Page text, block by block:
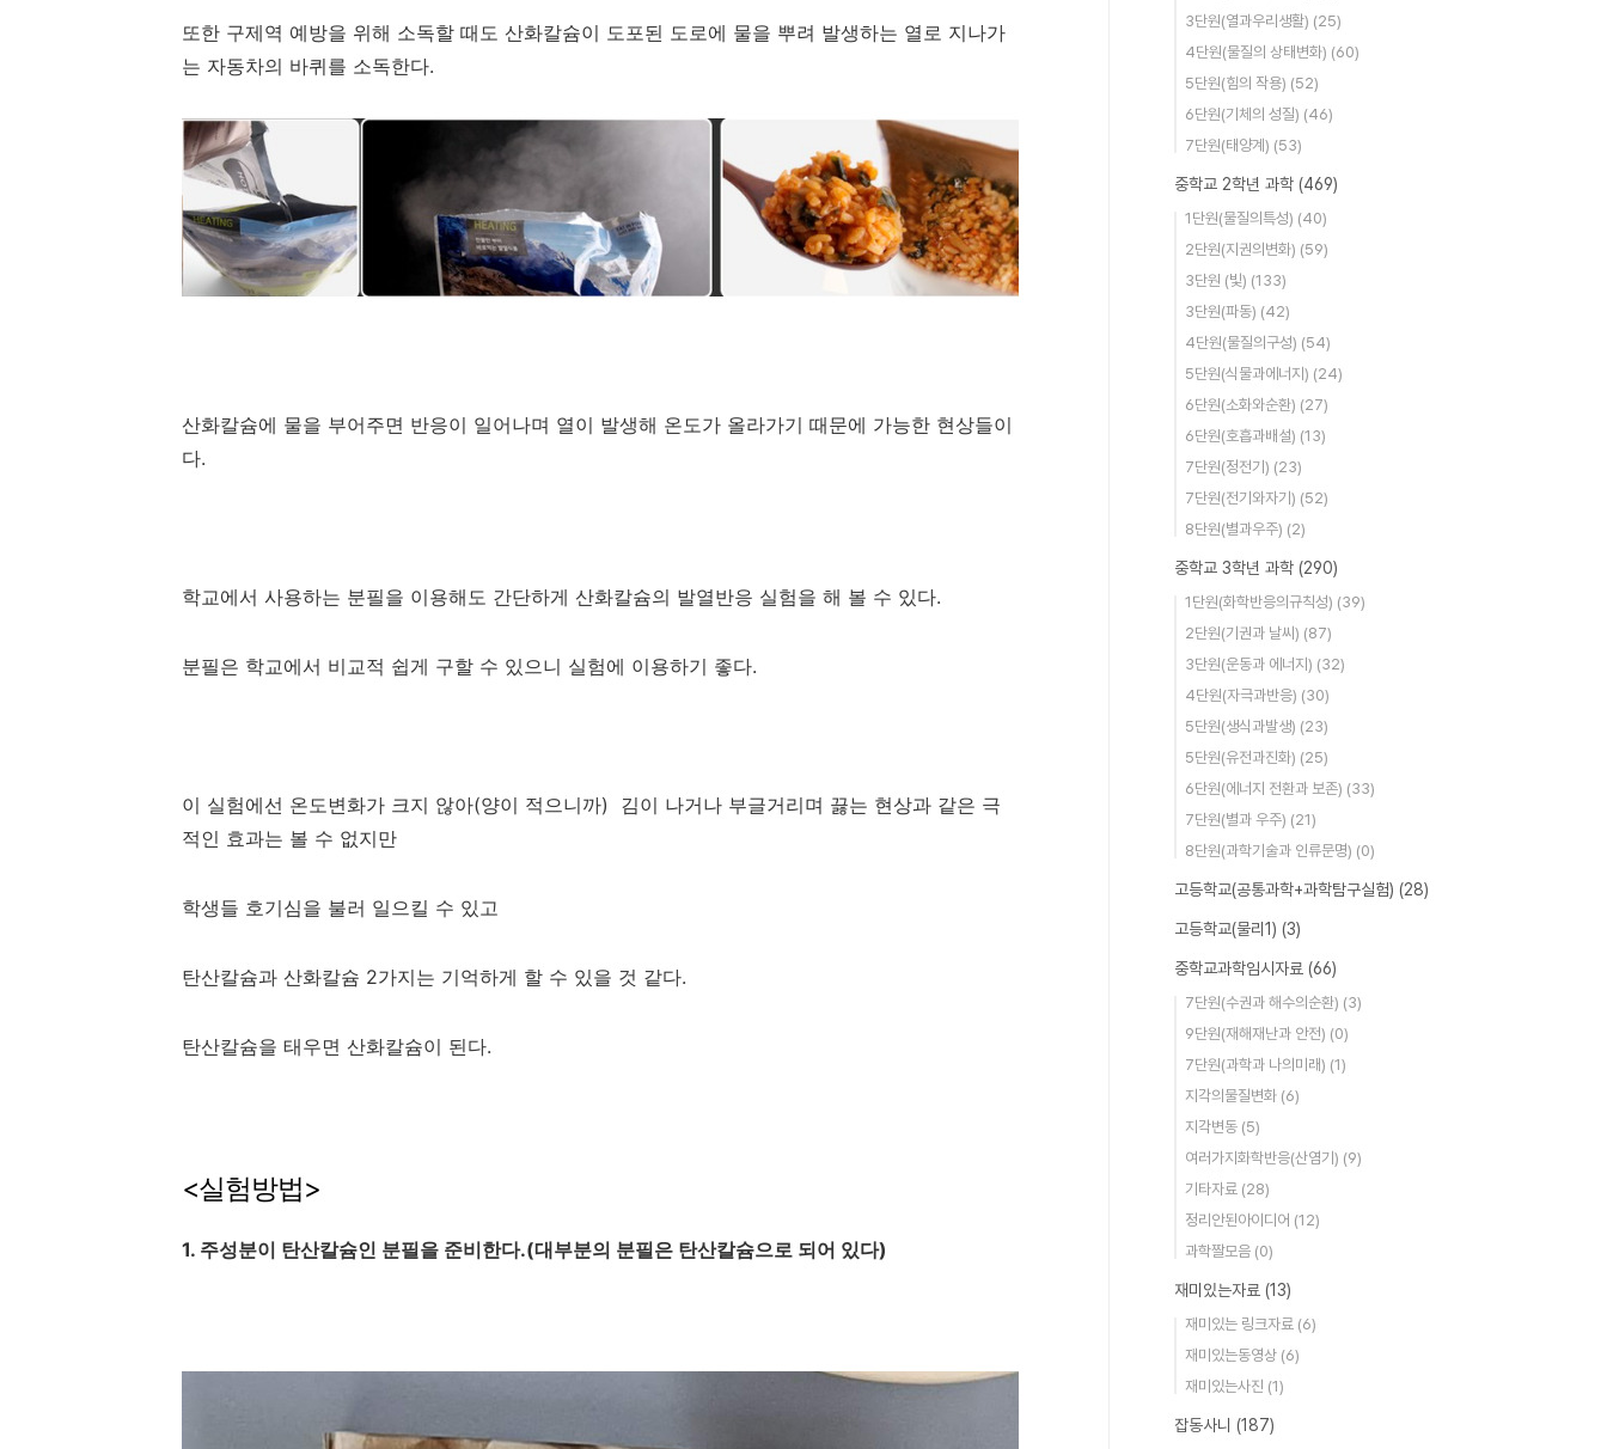
또한 구제역 예방을 위해 소독할 때도 산화칼슘이 도포된 도로에 물을 뿌려 발생하는 열로 지나가
는 자동차의 바퀴를 소독한다.
산화칼슘에 물을 부어주면 반응이 일어나며 열이 발생해 온도가 올라가기 때문에 가능한 현상들이
다.
학교에서 사용하는 분필을 이용해도 간단하게 산화칼슘의 발열반응 실험을 해 볼 수 있다.
분필은 학교에서 비교적 쉽게 구할 수 있으니 실험에 이용하기 좋다.
이 실험에선 온도변화가 크지 않아(양이 적으니까) 김이 나거나 부글거리며 끓는 현상과 같은 극
적인 효과는 볼 수 없지만
학생들 호기심을 불러 일으킬 수 있고
탄산칼슘과 산화칼슘 2가지는 기억하게 할 수 있을 것 같다.
탄산칼슘을 태우면 산화칼슘이 된다.
<실험방법>
1. 주성분이 탄산칼슘인 분필을 준비한다.(대부분의 분필은 탄산칼슘으로 되어 있다)
3단원(열과우리생활) (25)
4단원(물질의 상태변화) (60)
5단원(힘의 작용) (52)
6단원(기체의 성질) (46)
7단원(태양계) (53)
중학교 2학년 과학 (469)
1단원(물질의특성) (40)
2단원(지권의변화) (59)
3단원 (빛) (133)
3단원(파동) (42)
4단원(물질의구성) (54)
5단원(식물과에너지) (24)
6단원(소화와순환) (27)
6단원(호흡과배설) (13)
7단원(정전기) (23)
7단원(전기와자기) (52)
8단원(별과우주) (2)
중학교 3학년 과학 (290)
1단원(화학반응의규칙성) (39)
2단원(기권과 날씨) (87)
3단원(운동과 에너지) (32)
4단원(자극과반응) (30)
5단원(생식과발생) (23)
5단원(유전과진화) (25)
6단원(에너지 전환과 보존) (33)
7단원(별과 우주) (21)
8단원(과학기술과 인류문명) (0)
고등학교(공통과학+과학탐구실험) (28)
고등학교(물리1) (3)
중학교과학임시자료 (66)
7단원(수권과 해수의순환) (3)
9단원(재해재난과 안전) (0)
7단원(과학과 나의미래) (1)
지각의물질변화 (6)
지각변동 (5)
여러가지화학반응(산염기) (9)
기타자료 (28)
정리안된아이디어 (12)
과학짤모음 (0)
재미있는자료 (13)
재미있는 링크자료 (6)
재미있는동영상 (6)
재미있는사진 (1)
잡동사니 (187)